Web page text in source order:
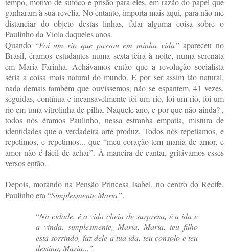
ganharam à sua revelia. No entanto, importa mais aqui, para não me
distanciar do objeto destas linhas, falar alguma coisa sobre o
Paulinho da Viola daqueles anos.
Quando “Foi um rio que passou em minha vida” apareceu no
Brasil, éramos estudantes numa sexta-feira à noite, numa serenata
em Maria Farinha. Achávamos então que a revolução socialista
seria a coisa mais natural do mundo. E por ser assim tão natural,
nada demais também que ouvíssemos, não se espantem, 41 vezes,
seguidas, contínua e incansavelmente foi um rio, foi um rio, foi um
rio em uma vitrolinha de pilha. Naquele ano, e por que não ainda? ,
todos nós éramos Paulinho, nessa estranha empatia, mistura de
identidades que a verdadeira arte produz. Todos nós repetíamos, e
repetimos, e repetimos... que “meu coração tem mania de amor, e
amor não é fácil de achar”. À maneira de cantar, gritávamos esses
versos então.
Depois, morando na Pensão Princesa Isabel, no centro do Recife,
Paulinho era “Simplesmente Maria”.
“Na cidade, é a vida cheia de surpresa, é a ida e
a vinda, simplesmente, Maria, Maria, teu filho
está sorrindo, faz dele a tua ida, teu consolo e teu
destino, Maria...”.